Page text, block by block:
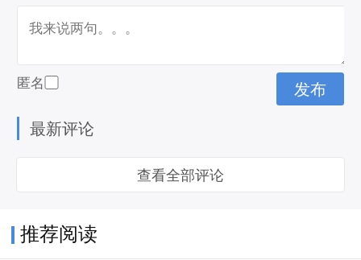
匿名
最新评论
查看全部评论
推荐阅读